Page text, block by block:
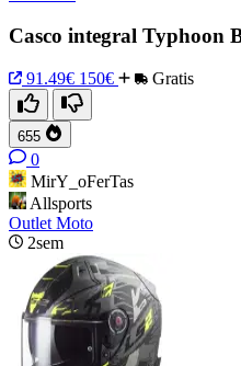
Casco integral Typhoon
91.49€ 150€ Gratis
655
0
MirY_oFerTas
Allsports
Outlet Moto
2sem